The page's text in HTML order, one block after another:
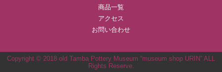
商品一覧
アクセス
お問い合わせ
Copyright © 2018 old Tamba Pottery Museum “museum shop URIN” ALL
Rights Reserve.